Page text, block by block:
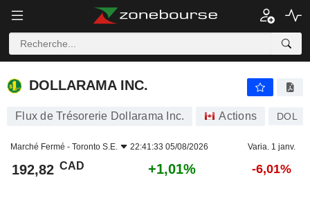
DOLLARAMA INC.
DOLLARAMA INC.
Flux de Trésorerie Dollarama Inc. Actions DOL
Marché Fermé - Toronto S.E. 22:41:33 05/08/2026 Varia. 1 janv.
192,82 CAD +1,01% -6,01%